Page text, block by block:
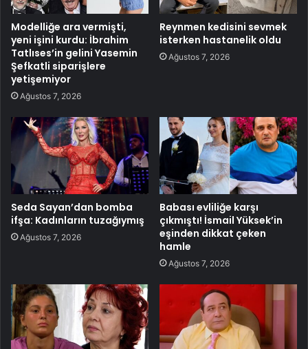
Modelliğe ara vermişti,
yeni işini kurdu: İbrahim
Tatlıses’in gelini Yasemin
Şefkatli siparişlere
yetişemiyor
Ağustos 7, 2026
Reynmen kedisini sevmek
isterken hastanelik oldu
Ağustos 7, 2026
Seda Sayan’dan bomba
ifşa: Kadınların tuzağıymış
Ağustos 7, 2026
Babası evliliğe karşı
çıkmıştı! İsmail Yüksek’in
eşinden dikkat çeken
hamle
Ağustos 7, 2026